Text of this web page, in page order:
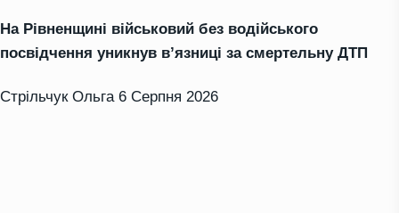
На Рівненщині військовий без водійського
посвідчення уникнув в’язниці за смертельну ДТП
Стрільчук Ольга 6 Серпня 2026